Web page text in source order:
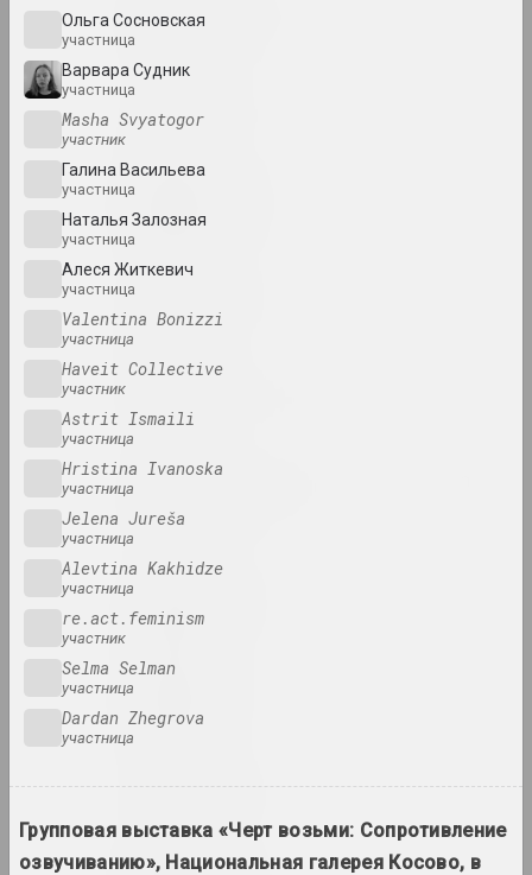
художник
Alexey Shlyk & Ben Van
Юрий Алисевич
Ольга Сосновская
участница
Варвара Судник
участница
Masha Svyatogor
участник
Галина Васильева
участница
Наталья Залозная
участница
Алеся Житкевич
участница
Valentina Bonizzi
участница
Haveit Collective
участник
Astrit Ismaili
участница
Hristina Ivanoska
участница
Jelena Jureša
участница
Alevtina Kakhidze
участница
re.act.feminism
участник
Selma Selman
участница
Dardan Zhegrova
участница
Групповая выставка «Черт возьми: Сопротивление
озвучиванию», Национальная галерея Косово, в